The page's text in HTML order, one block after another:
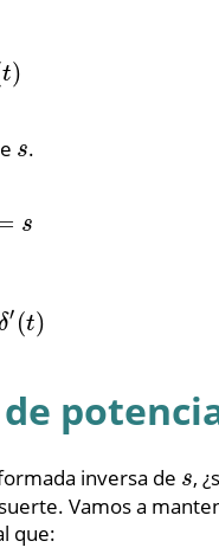
t)
s
s.
s
′ (t)
t)
inversa de s
s,
Vamos a
que: